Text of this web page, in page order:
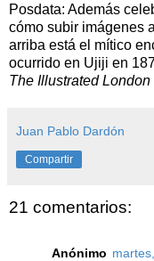
Posdata: Además
cómo subir imágenes
arriba está el mítico
ocurrido en Ujiji en
The Illustrated London
Juan Pablo Dardón
Compartir
21 comentarios:
Anónimo